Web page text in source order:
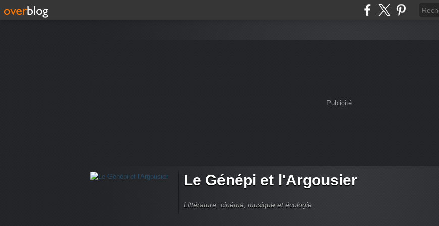
Publicité
Le Génépi et l'Argousier
Littérature, cinéma, musique et écologie